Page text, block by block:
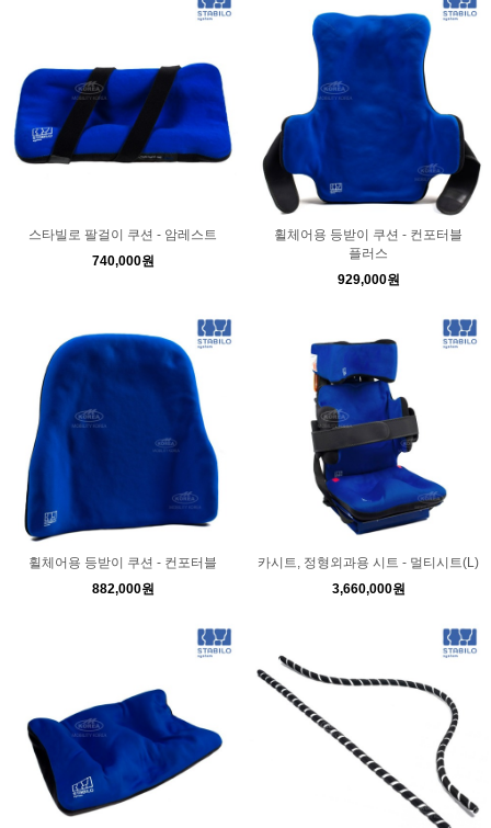
스타빌로 팔걸이 쿠션 - 암레스트
740,000원
휠체어용 등받이 쿠션 - 컨포터블
플러스
929,000원
휠체어용 등받이 쿠션 - 컨포터블
882,000원
카시트, 정형외과용 시트 - 멀티시트(L)
3,660,000원